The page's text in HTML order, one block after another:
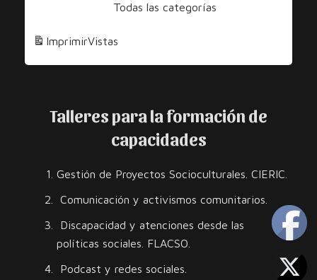
los
Derechos
Todas las categorías
ImprimirVistas
Talleres para la formación de
capacidades
Gestión de Proyectos Socioculturales. CIERIC.
Comunicación y activismos comunitarios.
Discapacidad y atenciones desde las
políticas sociales. FLACSO.
Podcast y redes sociales.